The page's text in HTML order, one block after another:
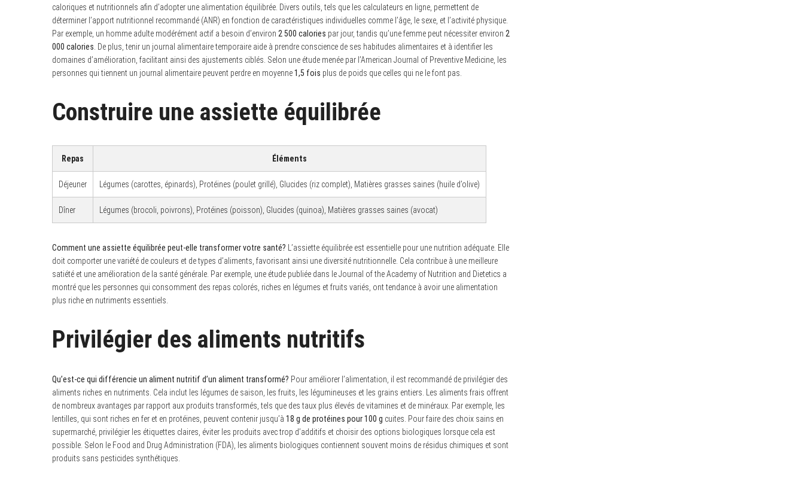
caloriques et nutritionnels afin d’adopter une alimentation équilibrée. Divers outils, tels que les calculateurs en ligne, permettent de
déterminer l’apport nutritionnel recommandé (ANR) en fonction de caractéristiques individuelles comme l’âge, le sexe, et l’activité physique.
Par exemple, un homme adulte modérément actif a besoin d’environ 2 500 calories par jour, tandis qu’une femme peut nécessiter environ 2
000 calories. De plus, tenir un journal alimentaire temporaire aide à prendre conscience de ses habitudes alimentaires et à identifier les
domaines d’amélioration, facilitant ainsi des ajustements ciblés. Selon une étude menée par l’American Journal of Preventive Medicine, les
personnes qui tiennent un journal alimentaire peuvent perdre en moyenne1,5 fois plus de poids que celles qui ne le font pas.
Construire une assiette équilibrée
Repas Éléments
Déjeuner Légumes (carottes, épinards), Protéines (poulet grillé), Glucides (riz complet), Matières grasses saines (huile d’olive)
Dîner Légumes (brocoli, poivrons), Protéines (poisson), Glucides (quinoa), Matières grasses saines (avocat)
Comment une assiette équilibrée peut-elle transformer votre santé? L’assiette équilibrée est essentielle pour une nutrition adéquate. Elle
doit comporter une variété de couleurs et de types d’aliments, favorisant ainsi une diversité nutritionnelle. Cela contribue à une meilleure
satiété et une amélioration de la santé générale. Par exemple, une étude publiée dans le Journal of the Academy of Nutrition and Dietetics a
montré que les personnes qui consomment des repas colorés, riches en légumes et fruits variés, ont tendance à avoir une alimentation
plus riche en nutriments essentiels.
Privilégier des aliments nutritifs
Qu’est-ce qui différencie un aliment nutritif d’un aliment transformé? Pour améliorer l’alimentation, il est recommandé de privilégier des
aliments riches en nutriments. Cela inclut les légumes de saison, les fruits, les légumineuses et les grains entiers. Les aliments frais offrent
de nombreux avantages par rapport aux produits transformés, tels que des taux plus élevés de vitamines et de minéraux. Par exemple, les
lentilles, qui sont riches en fer et en protéines, peuvent contenir jusqu’à 18 g de protéines pour 100 g cuites. Pour faire des choix sains en
supermarché, privilégier les étiquettes claires, éviter les produits avec trop d’additifs et choisir des options biologiques lorsque cela est
possible. Selon le Food and Drug Administration (FDA), les aliments biologiques contiennent souvent moins de résidus chimiques et sont
produits sans pesticides synthétiques.
c
f
o